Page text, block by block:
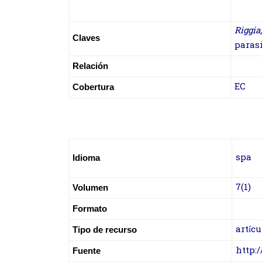
Claves
Riggia;
Relación
Cobertura EC
Idioma spa
Volumen 7(1)
Formato
Tipo de recurso
Fuente